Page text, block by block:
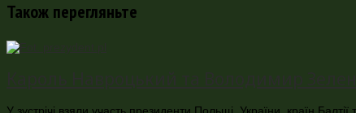
Також перегляньте